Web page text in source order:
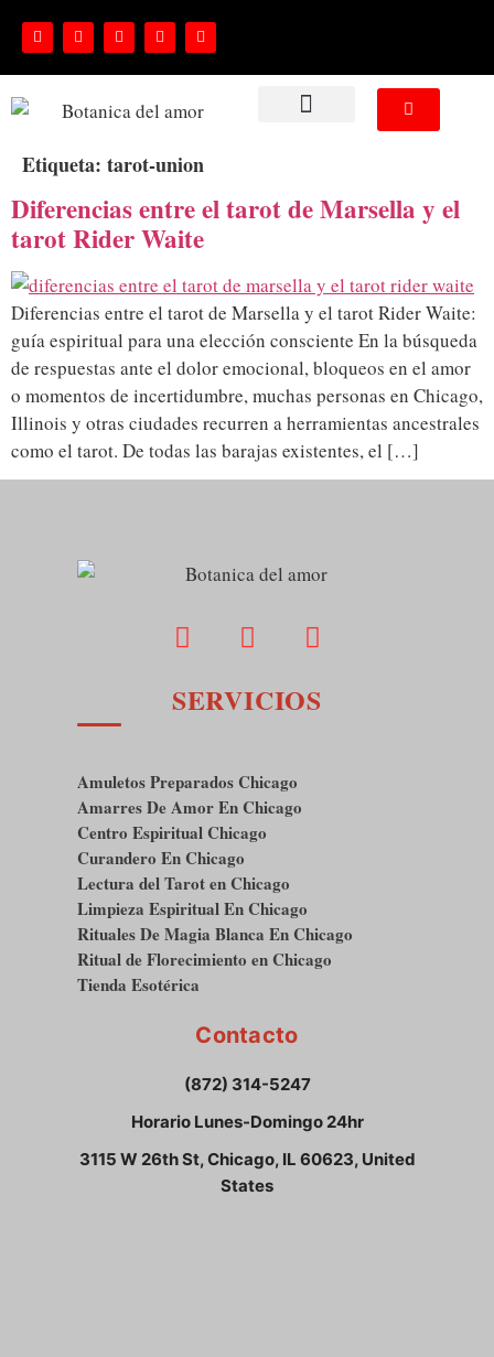
Etiqueta: tarot-union
Diferencias entre el tarot de Marsella y el
tarot Rider Waite
Diferencias entre el tarot de Marsella y el tarot Rider Waite:
guía espiritual para una elección consciente En la búsqueda
de respuestas ante el dolor emocional, bloqueos en el amor
o momentos de incertidumbre, muchas personas en Chicago,
Illinois y otras ciudades recurren a herramientas ancestrales
como el tarot. De todas las barajas existentes, el […]
SERVICIOS
Amuletos Preparados Chicago
Amarres De Amor En Chicago
Centro Espiritual Chicago
Curandero En Chicago
Lectura del Tarot en Chicago
Limpieza Espiritual En Chicago
Rituales De Magia Blanca En Chicago
Ritual de Florecimiento en Chicago
Tienda Esotérica
Contacto
(872) 314-5247
Horario Lunes-Domingo 24hr
3115 W 26th St, Chicago, IL 60623, United
States